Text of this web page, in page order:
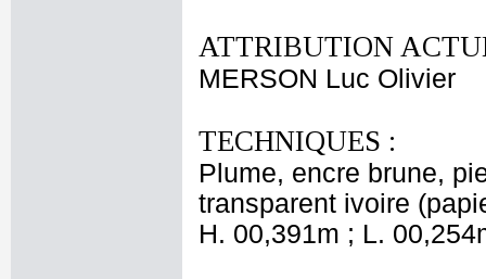
ATTRIBUTION
MERSON Luc Olivier
TECHNIQUES :
Plume, encre brune,
transparent ivoire
H. 00,391m ; L.